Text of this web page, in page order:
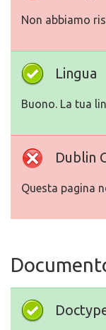
Non abbiamo
Lingua
Buono. La tua
Dublin
Questa pagina